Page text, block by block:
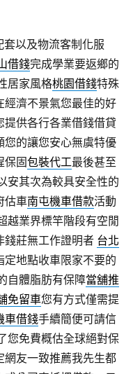
以及物流客制化服
借錢完成學業要返鄉的
居家風格桃園借錢特殊
經濟不景氣您最佳的好
供各行各業借錢借貸
您的讓您安心無虞特優
保固包裝代工最後甚至
安其次為較具安全性的
估車南屯機車借款活動
越業界標竿階段有空閒
錢莊無工作證明者 台北
定地點收車限家不要的
自體脂肪有保障當舖推
免留車您有方式僅需提
車借錢手續簡便可請信
您免費概估全球絕對保
友一致推薦我先生都